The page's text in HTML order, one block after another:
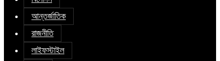
আন্তর্জাতিক
রাজনীতি
লাইফস্টাইল